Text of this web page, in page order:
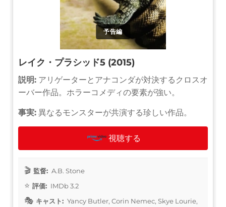
予告編
レイク・プラシッド5 (2015)
説明: アリゲーターとアナコンダが対決するクロスオ
ーバー作品。ホラーコメディの要素が強い。
事実: 異なるモンスターが共演する珍しい作品。
視聴する
監督: A.B. Stone
評価: IMDb 3.2
キャスト: Yancy Butler, Corin Nemec, Skye Lourie,